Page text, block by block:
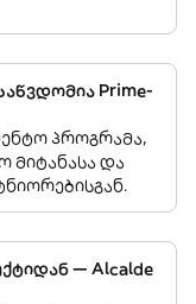
Prime-
პროგრამა,
მიტანასა და
— Alcalde